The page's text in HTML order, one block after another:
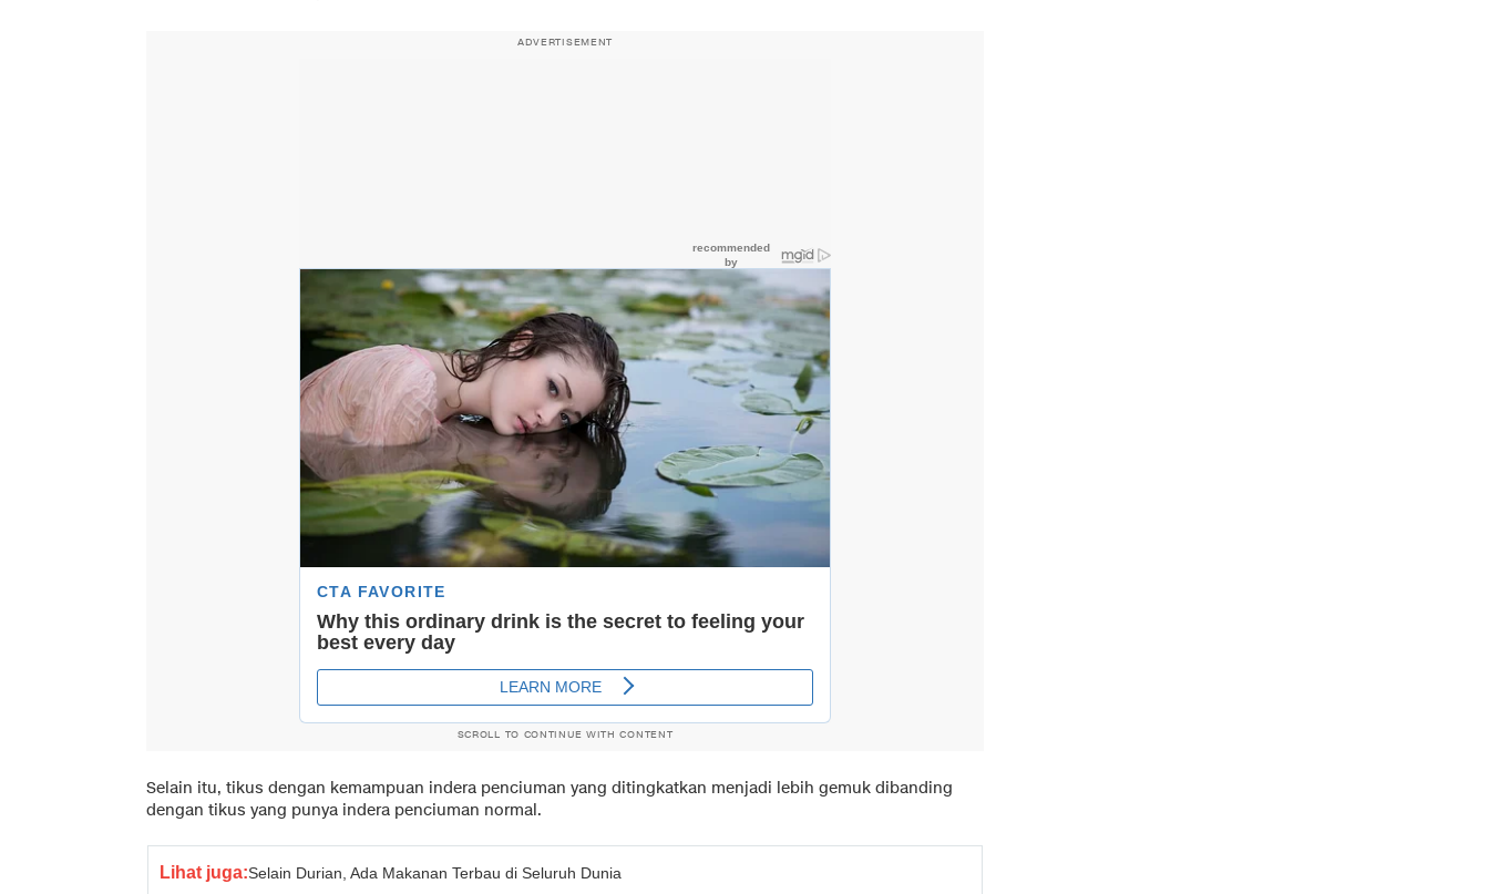
ADVERTISEMENT
SCROLL TO CONTINUE WITH CONTENT
Selain itu, tikus dengan kemampuan indera penciuman yang ditingkatkan menjadi lebih gemuk dibanding
dengan tikus yang punya indera penciuman normal.
Lihat juga:Selain Durian, Ada Makanan Terbau di Seluruh Dunia